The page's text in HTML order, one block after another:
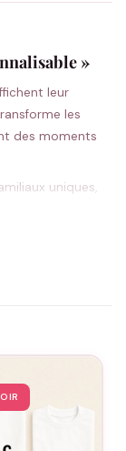
»
leur
les
des moments
uniques,
évoque
en blanc
naturel et